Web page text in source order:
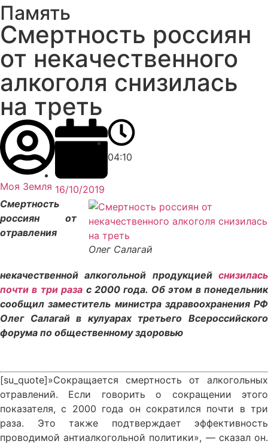
Память
Смертность россиян
от некачественного
алкоголя снизилась
на треть
Моя Земля 16/10/2019
04:10
Олег Салагай
Смертность
россиян от
отравления
некачественной алкогольной продукцией снизилась
почти в три раза с 2000 года. Об этом в понедельник
сообщил заместитель министра здравоохранения РФ
Олег Салагай в кулуарах третьего Всероссийского
форума по общественному здоровью
[su_quote]»Сокращается смертность от алкогольных
отравлений. Если говорить о сокращении этого
показателя, с 2000 года он сократился почти в три
раза. Это также подтверждает эффективность
проводимой антиалкогольной политики», — сказал он.